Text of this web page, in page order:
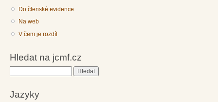
Do členské evidence
Na web
V čem je rozdíl
Hledat na jcmf.cz
Jazyky